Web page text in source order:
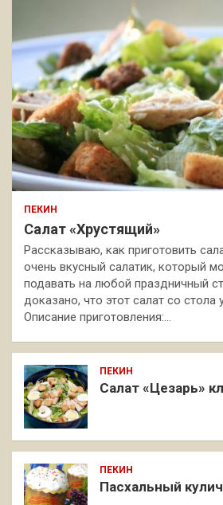
ПЕКИН
Салат «Хрустящий»
Рассказываю, как приготовить
очень вкусный салатик, который
подавать на любой праздничный
доказано, что этот салат со стола
Описание приготовления:…
ПЕКИН
Салат «Цезарь»
ПЕКИН
Пасхальный кулич